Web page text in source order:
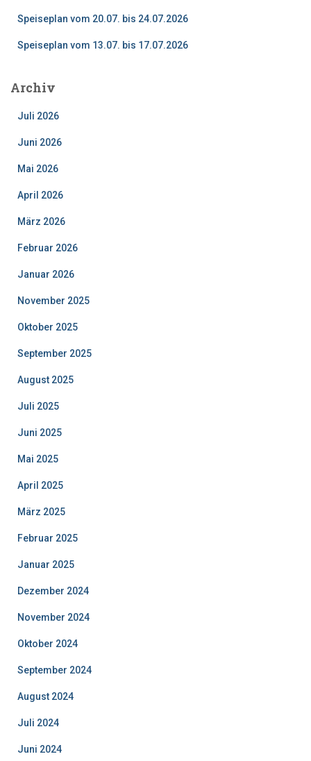
Speiseplan vom 20.07. bis 24.07.2026
Speiseplan vom 13.07. bis 17.07.2026
Archiv
Juli 2026
Juni 2026
Mai 2026
April 2026
März 2026
Februar 2026
Januar 2026
November 2025
Oktober 2025
September 2025
August 2025
Juli 2025
Juni 2025
Mai 2025
April 2025
März 2025
Februar 2025
Januar 2025
Dezember 2024
November 2024
Oktober 2024
September 2024
August 2024
Juli 2024
Juni 2024